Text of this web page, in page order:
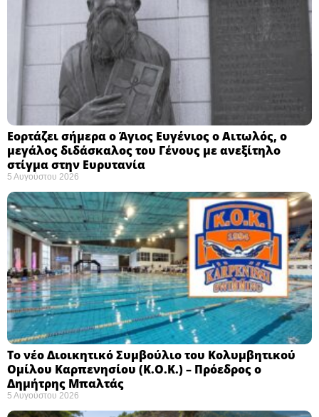
Εορτάζει σήμερα ο Άγιος Ευγένιος ο Αιτωλός, ο
μεγάλος διδάσκαλος του Γένους με ανεξίτηλο
στίγμα στην Ευρυτανία
5 Αυγούστου 2026
Το νέο Διοικητικό Συμβούλιο του Κολυμβητικού
Ομίλου Καρπενησίου (Κ.Ο.Κ.) – Πρόεδρος ο
Δημήτρης Μπαλτάς
5 Αυγούστου 2026